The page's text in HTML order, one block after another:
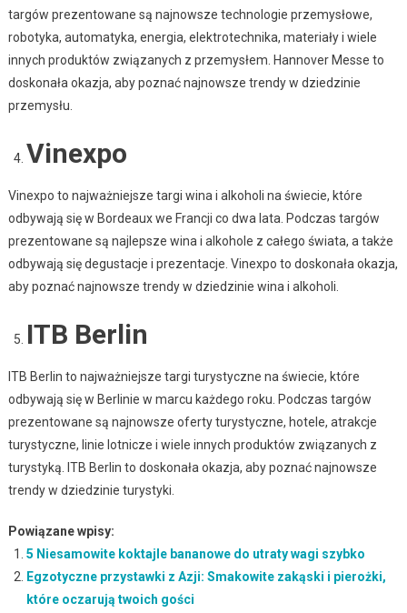
targów prezentowane są najnowsze technologie przemysłowe,
robotyka, automatyka, energia, elektrotechnika, materiały i wiele
innych produktów związanych z przemysłem. Hannover Messe to
doskonała okazja, aby poznać najnowsze trendy w dziedzinie
przemysłu.
Vinexpo
Vinexpo to najważniejsze targi wina i alkoholi na świecie, które
odbywają się w Bordeaux we Francji co dwa lata. Podczas targów
prezentowane są najlepsze wina i alkohole z całego świata, a także
odbywają się degustacje i prezentacje. Vinexpo to doskonała okazja,
aby poznać najnowsze trendy w dziedzinie wina i alkoholi.
ITB Berlin
ITB Berlin to najważniejsze targi turystyczne na świecie, które
odbywają się w Berlinie w marcu każdego roku. Podczas targów
prezentowane są najnowsze oferty turystyczne, hotele, atrakcje
turystyczne, linie lotnicze i wiele innych produktów związanych z
turystyką. ITB Berlin to doskonała okazja, aby poznać najnowsze
trendy w dziedzinie turystyki.
Powiązane wpisy:
5 Niesamowite koktajle bananowe do utraty wagi szybko
Egzotyczne przystawki z Azji: Smakowite zakąski i pierożki,
które oczarują twoich gości